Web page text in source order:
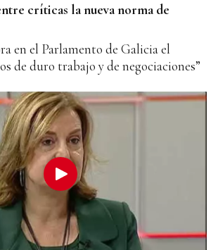
críticas la nueva norma de
en el Parlamento de Galicia el
de duro trabajo y de negociaciones”